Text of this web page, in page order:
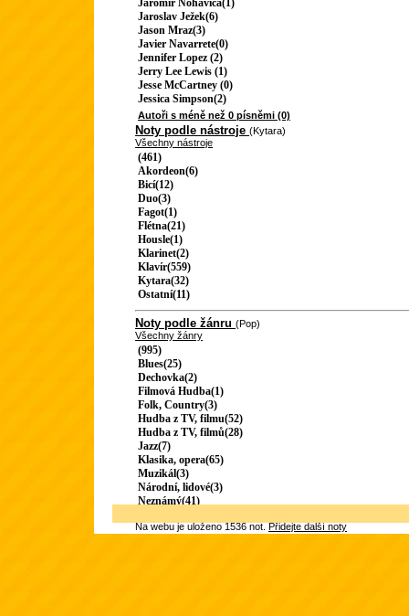
Jaromír Nohavica(1)
Jaroslav Ježek(6)
Jason Mraz(3)
Javier Navarrete(0)
Jennifer Lopez (2)
Jerry Lee Lewis (1)
Jesse McCartney (0)
Jessica Simpson(2)
Autoři s méně než 0 písněmi (0)
Noty podle nástroje (Kytara)
Všechny nástroje
(461)
Akordeon(6)
Bicí(12)
Duo(3)
Fagot(1)
Flétna(21)
Housle(1)
Klarinet(2)
Klavír(559)
Kytara(32)
Ostatní(11)
Noty podle žánru (Pop)
Všechny žánry
(995)
Blues(25)
Dechovka(2)
Filmová Hudba(1)
Folk, Country(3)
Hudba z TV, filmu(52)
Hudba z TV, filmů(28)
Jazz(7)
Klasika, opera(65)
Muzikál(3)
Národní, lidové(3)
Neznámý(41)
Na webu je uloženo 1536 not.Přidejte další noty